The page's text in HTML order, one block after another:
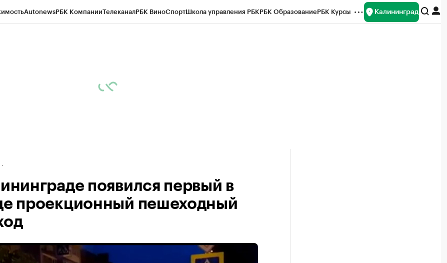
AutonewsРБК КомпанииТелеканалРБК ВиноСпортШкола управления РБКРБК ОбразованиеРБК Курсы Калининград
появился первый в
проекционный пешеходный